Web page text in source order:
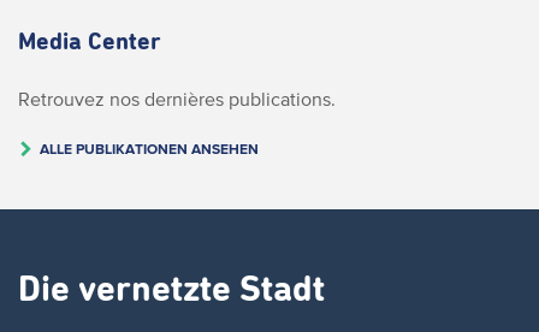
Media Center
Retrouvez nos dernières publications.
ALLE PUBLIKATIONEN ANSEHEN
Die vernetzte Stadt